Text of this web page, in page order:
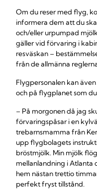
Om du reser med flyg,
informera dem att du
och/eller urpumpad
gäller vid förvaring i
resväskan –
från de allmänna
Flygpersonalen kan
och på flygplanet som
– På morgonen då jag
förvaringspåsar i en
trebarnsmamma från
upp flygbolagets
bröstmjölk. Min mjölk
mellanlandning i Atlanta
hem nästan trettio
perfekt fryst tillstånd.